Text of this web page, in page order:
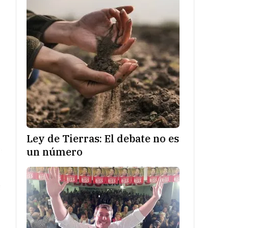
Ley de Tierras: El debate no es
un número